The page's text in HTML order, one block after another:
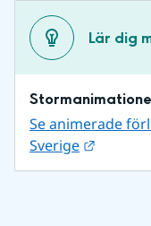
Lär dig
Se animerade
Sverige